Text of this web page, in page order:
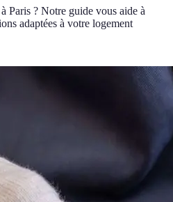
Paris ? Notre guide vous aide à
adaptées à votre logement